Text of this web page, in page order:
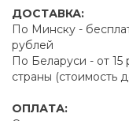
ДОСТАВКА:
По Минску -
рублей
По Беларуси - от
страны (стоимость
ОПЛАТА: